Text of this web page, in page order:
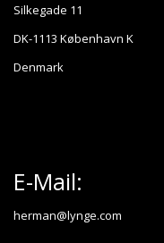
Silkegade 11
DK-1113 København K
Denmark
E-Mail:
herman@lynge.com